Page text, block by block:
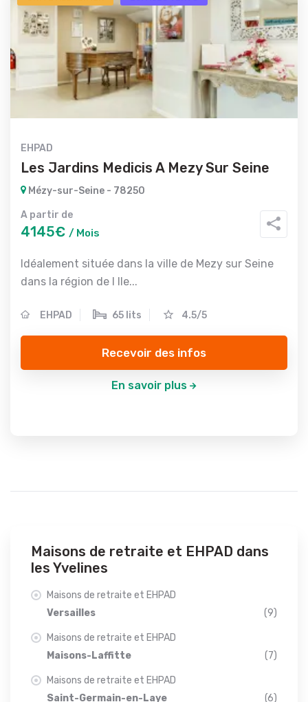
EHPAD
Les Jardins Medicis A Mezy Sur Seine
Mézy-sur-Seine - 78250
A partir de
4145€ / Mois
Idéalement située dans la ville de Mezy sur Seine
dans la région de l Ile...
EHPAD 65 lits 4.5/5
Recevoir des infos
En savoir plus
Maisons de retraite et EHPAD dans
les Yvelines
Maisons de retraite et EHPAD
Versailles
(9)
Maisons de retraite et EHPAD
Maisons-Laffitte
(7)
Maisons de retraite et EHPAD
Saint-Germain-en-Laye
(6)